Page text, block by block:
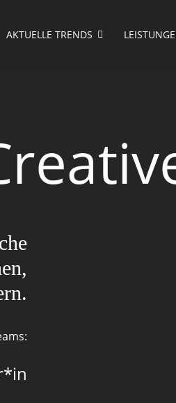
AKTUELLE TRENDS